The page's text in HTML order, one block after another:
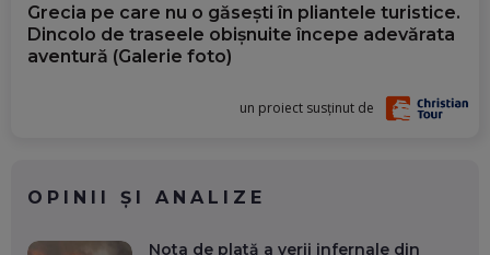
Grecia pe care nu o găsești în pliantele turistice.
Dincolo de traseele obișnuite începe adevărata
aventură (Galerie foto)
un proiect susținut de
OPINII ȘI ANALIZE
Nota de plată a verii infernale din